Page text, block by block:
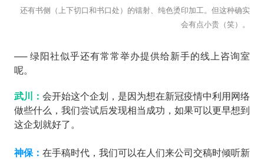
还有书侧（上下切口和书口处）的镭射、纯色烫印加工。但这种确实
会有点小贵（笑）。
── 绿阳社似乎还有常常举办提供给新手的线上咨询室
呢。
武川： 会开始这个企划，是因为想在新冠疫情中利用网络
做些什么，我们尝试后发现相当成功，如果可以更早想到
这企划就好了。
神保： 在手稿时代，我们可以在人们来公司交稿时倾听新